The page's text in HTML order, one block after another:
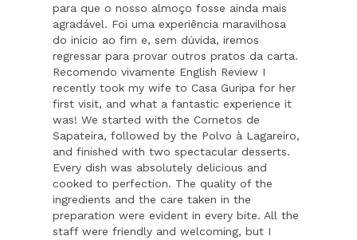
para que o nosso almoço fosse ainda mais
agradável. Foi uma experiência maravilhosa
do início ao fim e, sem dúvida, iremos
regressar para provar outros pratos da carta.
Recomendo vivamente English Review I
recently took my wife to Casa Guripa for her
first visit, and what a fantastic experience it
was! We started with the Cornetos de
Sapateira, followed by the Polvo à Lagareiro,
and finished with two spectacular desserts.
Every dish was absolutely delicious and
cooked to perfection. The quality of the
ingredients and the care taken in the
preparation were evident in every bite. All the
staff were friendly and welcoming, but I